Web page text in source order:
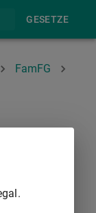
GESETZE
FamFG